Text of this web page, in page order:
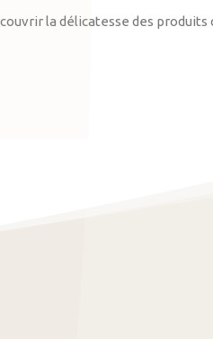
la délicatesse des produits